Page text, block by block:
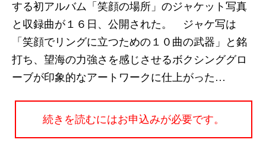
する初アルバム「笑顔の場所」のジャケット写真
と収録曲が１６日、公開された。 ジャケ写は
「笑顔でリングに立つための１０曲の武器」と銘
打ち、望海の力強さを感じさせるボクシンググロ
ーブが印象的なアートワークに仕上がった…
続きを読むにはお申込みが必要です。